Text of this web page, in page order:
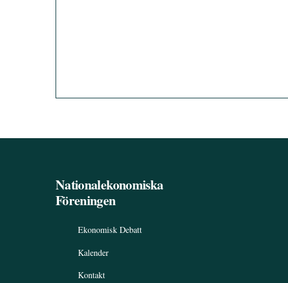
Nationalekonomiska
Föreningen
Ekonomisk Debatt
Kalender
Kontakt